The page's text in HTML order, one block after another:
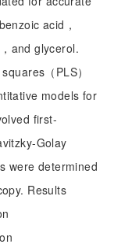
acid，
and glycerol.
（PLS）
models for
first-
Golay
were determined
Results